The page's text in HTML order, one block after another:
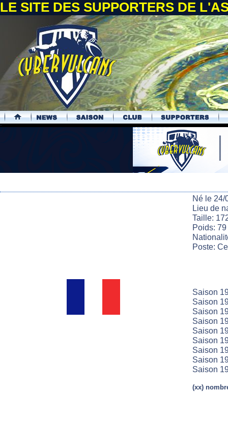
LE SITE DES SUPPORTERS DE
.
Né le 24/
Lieu de
Taille:
Poids:
Poste:
Saison
Saison
Saison
Saison
Saison
Saison
Saison
Saison
Saison
(xx)